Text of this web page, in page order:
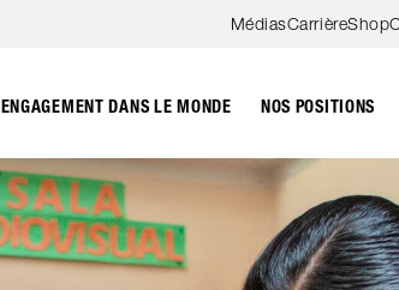
Aller au contenu
MédiasCarrièreShop
ENGAGEMENT DANS LE MONDE NOS POSITIONS